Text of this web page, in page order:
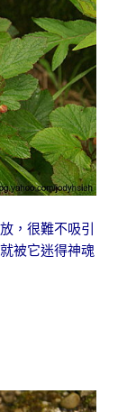
，很難不吸引
被它迷得神魂